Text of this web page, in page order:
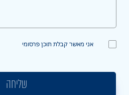
אני מאשר קבלת תוכן פרסומי
שליחה